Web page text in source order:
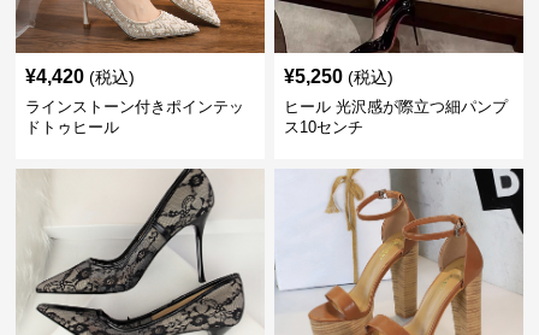
¥4,420 (税込)
ラインストーン付きポインテッ
ドトゥヒール
¥5,250 (税込)
ヒール 光沢感が際立つ細パンプ
ス10センチ